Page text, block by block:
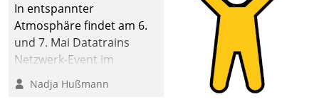
In entspannter
Atmosphäre findet am 6.
und 7. Mai Datatrains
Netzwerk-Event im
Kunden- und Partnerkreis
statt. Zentrale Frage: Wie
Nadja Hußmann